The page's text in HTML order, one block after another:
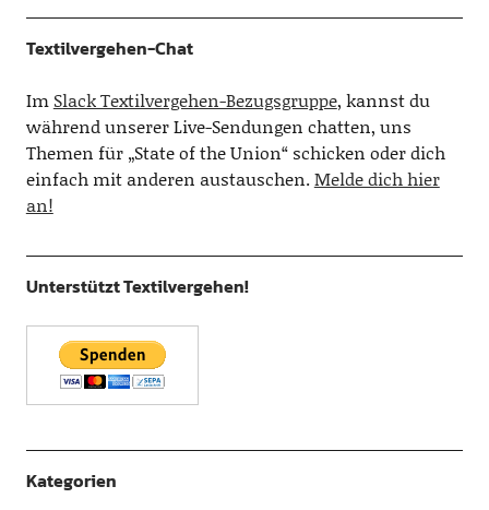
Textilvergehen-Chat
Im Slack Textilvergehen-Bezugsgruppe, kannst du
während unserer Live-Sendungen chatten, uns
Themen für „State of the Union“ schicken oder dich
einfach mit anderen austauschen.Melde dich hier
an!
Unterstützt Textilvergehen!
Kategorien